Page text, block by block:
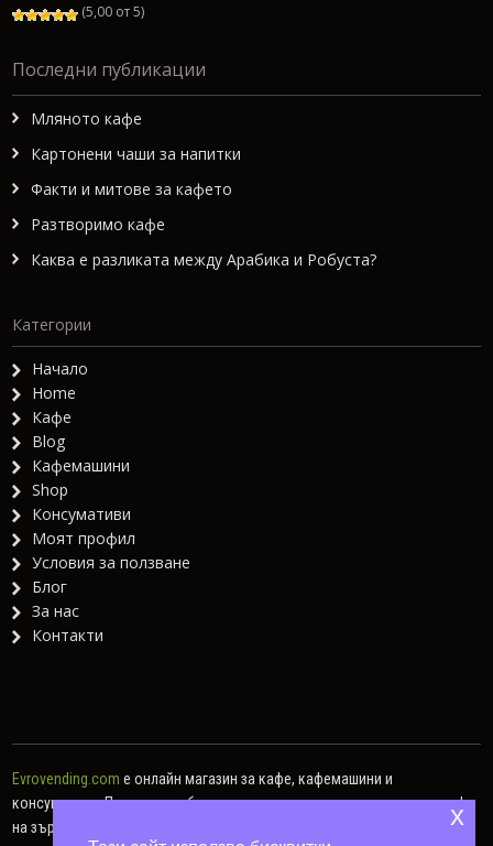
(5,00 от 5)
Последни публикации
Мляното кафе
Картонени чаши за напитки
Факти и митове за кафето
Разтворимо кафе
Каква е разликата между Арабика и Робуста?
Категории
Начало
Home
Кафе
Blog
Кафемашини
Shop
Консумативи
Моят профил
Условия за ползване
Блог
За нас
Контакти
Evrovending.com е онлайн магазин за кафе, кафемашини и
консумативи. Предлагаме богат асортимент от различни видове кафе
на зърна, кафе капсули, мляно кафе, както и хартиени дози.
x